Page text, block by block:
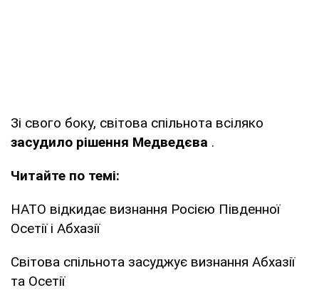
Зі свого боку, світова спільнота всіляко
засудило рішення Медведєва .
Читайте по темі:
НАТО відкидає визнання Росією Південної
Осетії і Абхазії
Світова спільнота засуджує визнання Абхазії
та Осетії